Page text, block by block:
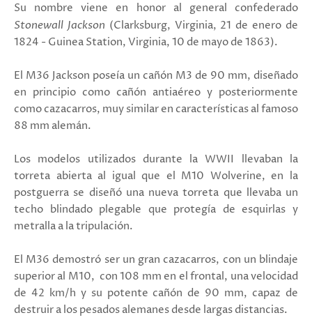
Su nombre viene en honor al general confederado
Stonewall Jackson (Clarksburg, Virginia, 21 de enero de
1824 - Guinea Station, Virginia, 10 de mayo de 1863).
El M36 Jackson poseía un cañón M3 de 90 mm, diseñado
en principio como cañón antiaéreo y posteriormente
como cazacarros, muy similar en características al famoso
88 mm alemán.
Los modelos utilizados durante la WWII llevaban la
torreta abierta al igual que el M10 Wolverine, en la
postguerra se diseñó una nueva torreta que llevaba un
techo blindado plegable que protegía de esquirlas y
metralla a la tripulación.
El M36 demostró ser un gran cazacarros, con un blindaje
superior al M10, con 108 mm en el frontal, una velocidad
de 42 km/h y su potente cañón de 90 mm, capaz de
destruir a los pesados alemanes desde largas distancias.